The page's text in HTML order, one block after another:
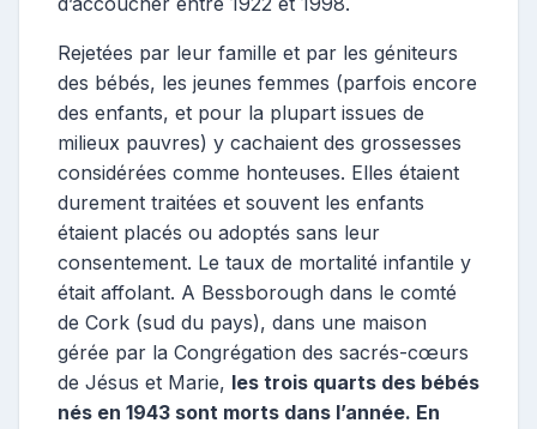
Rejetées par leur famille et par les géniteurs
des bébés, les jeunes femmes (parfois encore
des enfants, et pour la plupart issues de
milieux pauvres) y cachaient des grossesses
considérées comme honteuses. Elles étaient
durement traitées et souvent les enfants
étaient placés ou adoptés sans leur
consentement. Le taux de mortalité infantile y
était affolant. A Bessborough dans le comté
de Cork (sud du pays), dans une maison
gérée par la Congrégation des sacrés-cœurs
de Jésus et Marie, les trois quarts des bébés
nés en 1943 sont morts dans l’année. En